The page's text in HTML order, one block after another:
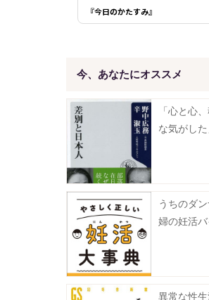
『今日のかたすみ』
今、あなたにオススメ
「心と心
な気がした
うちのダ
婦の妊活バ
異常な性